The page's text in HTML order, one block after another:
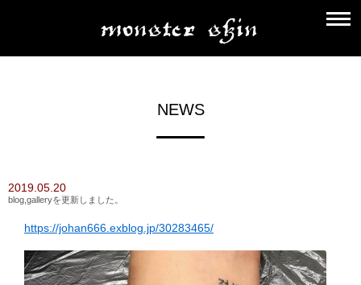
NEWS
2019.05.20
blog,galleryを更新しました。
https://johan666.exblog.jp/30283465/